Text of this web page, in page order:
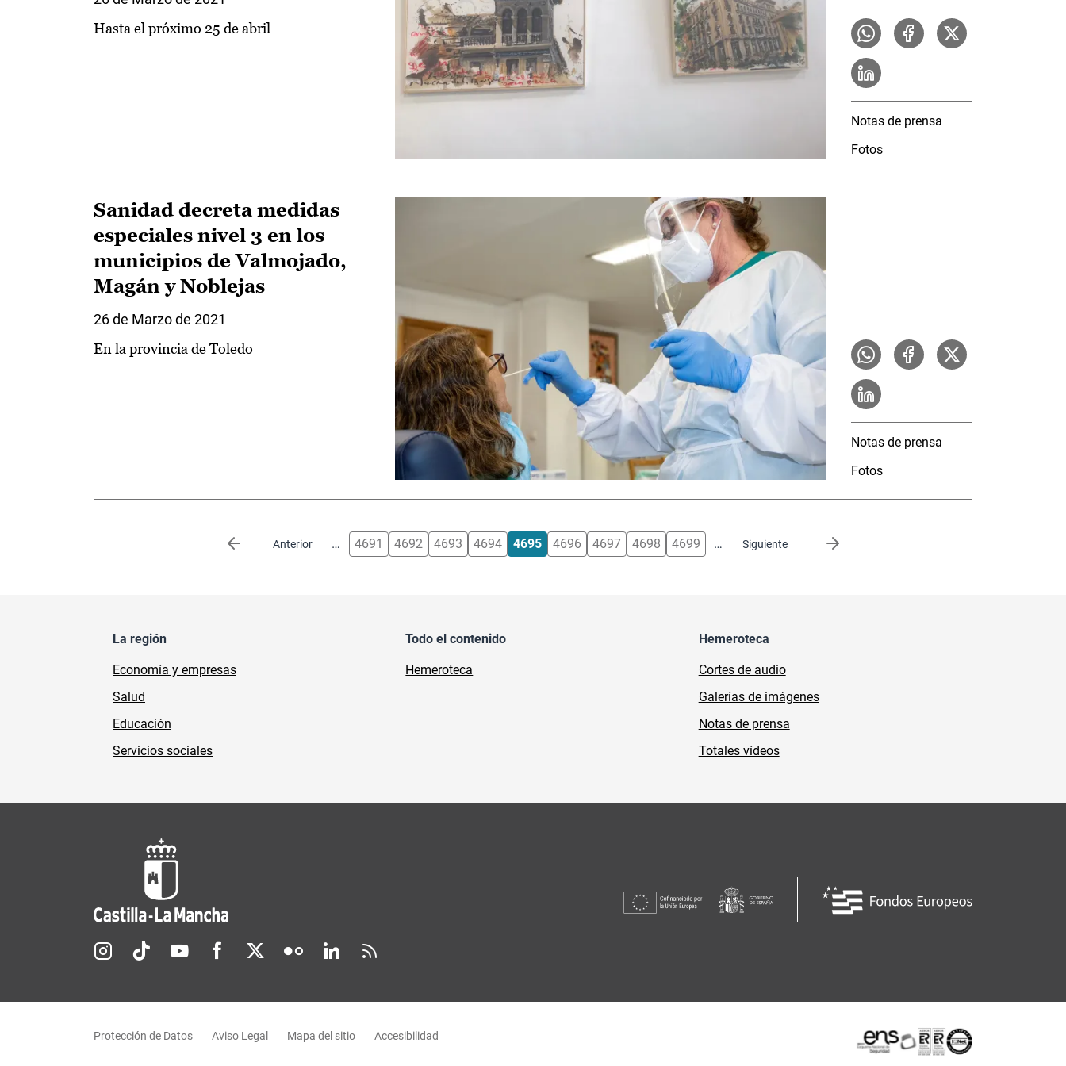
Hasta el próximo 25 de abril
Notas de prensa
Fotos
Sanidad decreta medidas
especiales nivel 3 en los
municipios de Valmojado,
Magán y Noblejas
26 de Marzo de 2021
En la provincia de Toledo
Notas de prensa
Fotos
Anterior
Página anterior … 4691 4692 4693 4694 4695 4696 4697 4698 4699 … Siguiente
Siguiente página
La región
Economía y empresas
Salud
Educación
Servicios sociales
Todo el contenido
Hemeroteca
Hemeroteca
Cortes de audio
Galerías de imágenes
Notas de prensa
Totales vídeos
Redes sociales JCCM
Protección de Datos Aviso Legal Mapa del sitio Accesibilidad Certificaciones